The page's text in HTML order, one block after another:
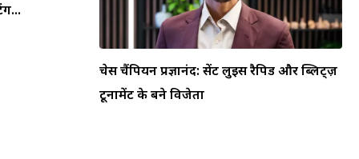
चेस चैंपियन प्रज्ञानंद: सेंट लुइस रैपिड और ब्लिट्ज़
टूर्नामेंट के बने विजेता